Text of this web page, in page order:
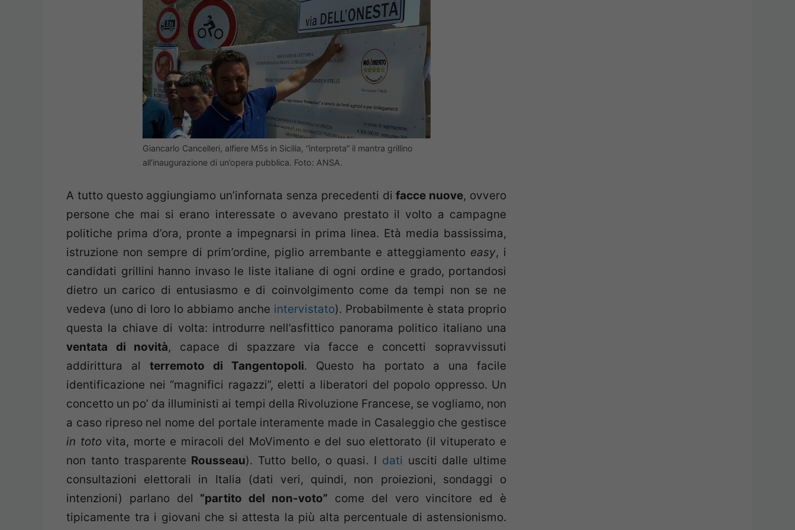
Giancarlo Cancelleri, alfiere M5s in Sicilia, “interpreta” il mantra grillino
all’inaugurazione di un’opera pubblica. Foto: ANSA.
A tutto questo aggiungiamo un’infornata senza precedenti difacce nuove, ovvero
persone che mai si erano interessate o avevano prestato il volto a campagne
politiche prima d’ora, pronte a impegnarsi in prima linea. Età media bassissima,
istruzione non sempre di prim’ordine, piglio arrembante e atteggiamento easy, i
candidati grillini hanno invaso le liste italiane di ogni ordine e grado, portandosi
dietro un carico di entusiasmo e di coinvolgimento come da tempi non se ne
vedeva (uno di loro lo abbiamo anche intervistato). Probabilmente è stata proprio
questa la chiave di volta: introdurre nell’asfittico panorama politico italiano una
ventata di novità, capace di spazzare via facce e concetti sopravvissuti
addirittura al terremoto di Tangentopoli. Questo ha portato a una facile
identificazione nei “magnifici ragazzi”, eletti a liberatori del popolo oppresso. Un
concetto un po’ da illuministi ai tempi della Rivoluzione Francese, se vogliamo, non
a caso ripreso nel nome del portale interamente made in Casaleggio che gestisce
in totovita, morte e miracoli del MoVimento e del suo elettorato (il vituperato e
non tanto trasparente Rousseau). Tutto bello, o quasi. I dati usciti dalle ultime
consultazioni elettorali in Italia (dati veri, quindi, non proiezioni, sondaggi o
intenzioni) parlano del “partito del non-voto” come del vero vincitore ed è
tipicamente tra i giovani che si attesta la più alta percentuale di astensionismo.